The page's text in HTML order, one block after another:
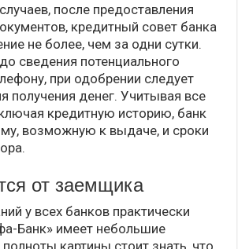
после предоставления
кредитный совет банка
не более, чем за одни сутки.
сведения потенциального
при одобрении следует
получения денег. Учитывая все
кредитную историю, банк
возможную к выдаче, и сроки
от заемщика
у всех банков практически
Банк» имеет небольшие
картины стоит знать, что